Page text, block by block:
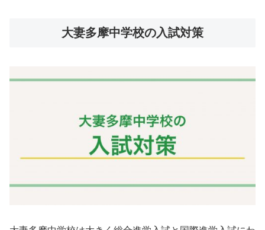
大妻多摩中学校の入試対策